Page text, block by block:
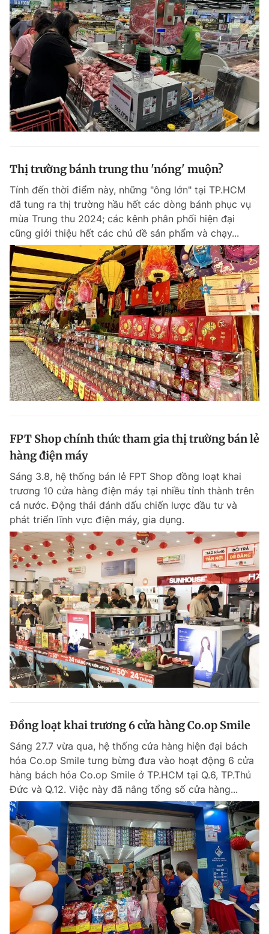
Thị trường bánh trung thu 'nóng' muộn?
Tính đến thời điểm này, những "ông lớn" tại TP.HCM
đã tung ra thị trường hầu hết các dòng bánh phục vụ
mùa Trung thu 2024; các kênh phân phối hiện đại
cũng giới thiệu hết các chủ đề sản phẩm và chạy...
FPT Shop chính thức tham gia thị trường bán lẻ
hàng điện máy
Sáng 3.8, hệ thống bán lẻ FPT Shop đồng loạt khai
trương 10 cửa hàng điện máy tại nhiều tỉnh thành trên
cả nước. Động thái đánh dấu chiến lược đầu tư và
phát triển lĩnh vực điện máy, gia dụng.
Đồng loạt khai trương 6 cửa hàng Co.op Smile
Sáng 27.7 vừa qua, hệ thống cửa hàng hiện đại bách
hóa Co.op Smile tưng bừng đưa vào hoạt động 6 cửa
hàng bách hóa Co.op Smile ở TP.HCM tại Q.6, TP.Thủ
Đức và Q.12. Việc này đã nâng tổng số cửa hàng...